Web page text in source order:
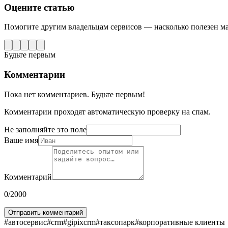
Оцените статью
Помогите другим владельцам сервисов — насколько полезен
Будьте первым
Комментарии
Пока нет комментариев. Будьте первым!
Комментарии проходят автоматическую проверку на спам.
Не заполняйте это поле
Ваше имя
Комментарий
0/2000
Отправить комментарий
#автосервис#crm#gipixcrm#таксопарк#корпоративные клиенты